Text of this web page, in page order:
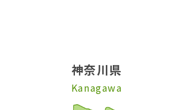
神奈川県
Kanagawa